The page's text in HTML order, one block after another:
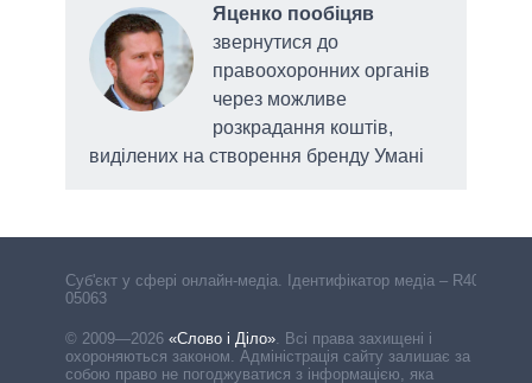
Яценко пообіцяв
звернутися до
правоохоронних органів
через можливе
розкрадання коштів,
виділених на створення бренду Умані
Cуб'єкт у сфері онлайн-медіа. Ідентифікатор медіа – R40-
05063
© 2009—2026 «Слово і Діло». Всі права захищені і
охороняються законом. Адміністрація сайту залишає за
собою право не погоджуватися з інформацією, яка